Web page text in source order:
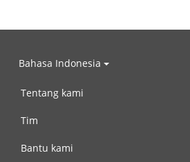
Bahasa Indonesia
Tentang kami
Tim
Bantu kami